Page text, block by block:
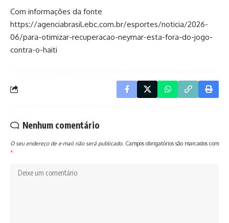
Com informações da fonte
https://agenciabrasil.ebc.com.br/esportes/noticia/2026-
06/para-otimizar-recuperacao-neymar-esta-fora-do-jogo-
contra-o-haiti
Nenhum comentário
O seu endereço de e-mail não será publicado. Campos obrigatórios são marcados com
*